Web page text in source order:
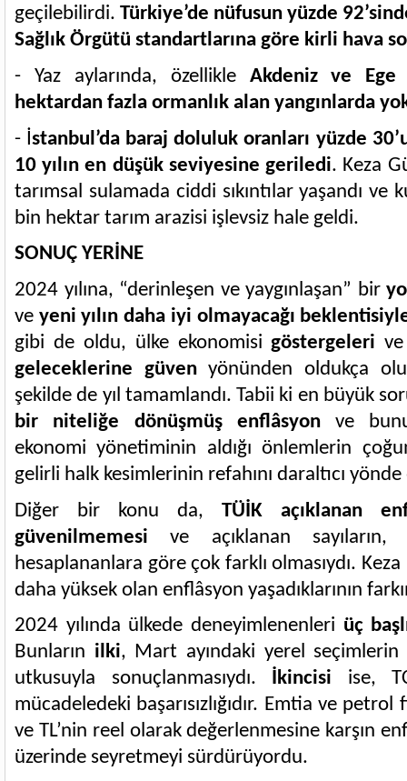
geçilebilirdi. Türkiye’de nüfusun yüzde
Sağlık Örgütü standartlarına göre kirli hava
- Yaz aylarında, özellikle Akdeniz ve
hektardan fazla ormanlık alan yangınlarda
- İstanbul’da baraj doluluk oranları yüzde
10 yılın en düşük seviyesine geriledi. Keza
tarımsal sulamada ciddi sıkıntılar yaşandı ve
bin hektar tarım arazisi işlevsiz hale geldi.
SONUÇ YERİNE
2024 yılına, “derinleşen ve yaygınlaşan” bir
ve yeni yılın daha iyi olmayacağı
gibi de oldu, ülke ekonomisigöstergeleri
geleceklerine güvenyönünden oldukça
şekilde de yıl tamamlandı. Tabii ki en büyük
bir niteliğe dönüşmüş enflâsyonve
ekonomi yönetiminin aldığı önlemlerin
gelirli halk kesimlerinin refahını daraltıcı yönde
Diğer bir konu da, TÜİK açıklanan
güvenilmemesi ve açıklanan sayıların,
hesaplananlara göre çok farklı olmasıydı.
daha yüksek olan enflâsyon yaşadıklarının
2024 yılında ülkede deneyimlenenleri üç
Bunların ilki, Mart ayındaki yerel seçimlerin
utkusuyla sonuçlanmasıydı. İkincisi ise,
mücadeledeki başarısızlığıdır. Emtia ve petrol
ve TL’nin reel olarak değerlenmesine karşın
üzerinde seyretmeyi sürdürüyordu.